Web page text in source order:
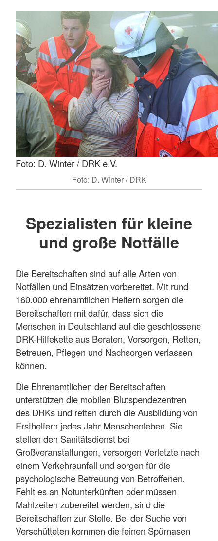
Foto: D. Winter / DRK e.V.
Foto: D. Winter / DRK
Spezialisten für kleine
und große Notfälle
Die Bereitschaften sind auf alle Arten von
Notfällen und Einsätzen vorbereitet. Mit rund
160.000 ehrenamtlichen Helfern sorgen die
Bereitschaften mit dafür, dass sich die
Menschen in Deutschland auf die geschlossene
DRK-Hilfekette aus Beraten, Vorsorgen, Retten,
Betreuen, Pflegen und Nachsorgen verlassen
können.
Die Ehrenamtlichen der Bereitschaften
unterstützen die mobilen Blutspendezentren
des DRKs und retten durch die Ausbildung von
Ersthelfern jedes Jahr Menschenleben. Sie
stellen den Sanitätsdienst bei
Großveranstaltungen, versorgen Verletzte nach
einem Verkehrsunfall und sorgen für die
psychologische Betreuung von Betroffenen.
Fehlt es an Notunterkünften oder müssen
Mahlzeiten zubereitet werden, sind die
Bereitschaften zur Stelle. Bei der Suche von
Verschütteten kommen die feinen Spürnasen